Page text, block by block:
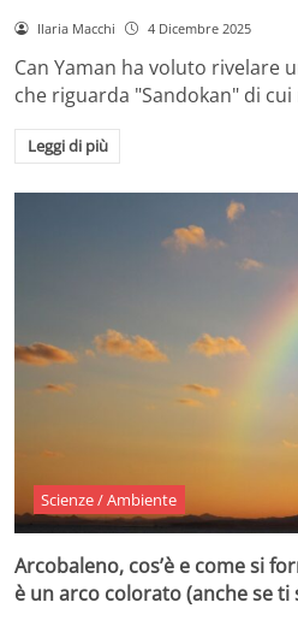
Ilaria Macchi 4 Dicembre 2025
Can Yaman ha voluto rivelare
che riguarda "Sandokan" di
Leggi di più
Scienze / Ambiente
Arcobaleno, cos’è e come si
è un arco colorato (anche se ti